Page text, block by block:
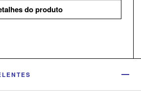
do produto